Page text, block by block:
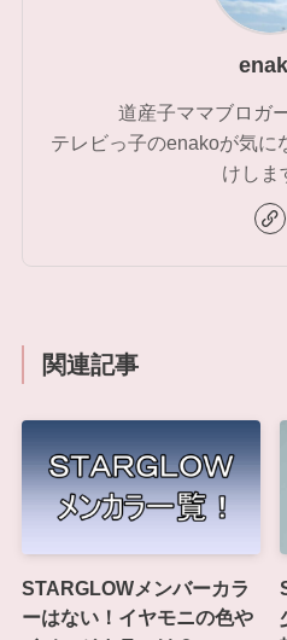
道産子ママブロガ
テレビっ子のenakoが気に
けしま
関連記事
STARGLOWメンバーカラ
ーはない！イヤモニの色や